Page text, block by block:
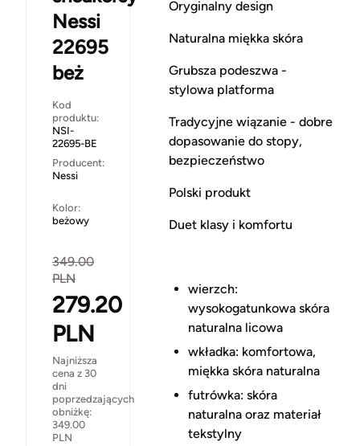
Nessi
22695
beż
Kod
produktu:
NSI-
22695-BE
Producent:
Nessi
Kolor:
beżowy
349.00
PLN
279.20
PLN
Najniższa
cena z 30
dni
poprzedzających
obniżkę:
349.00
PLN
Oryginalny design
Naturalna miękka skóra
Grubsza podeszwa -
stylowa platforma
Tradycyjne wiązanie - dobre
dopasowanie do stopy,
bezpieczeństwo
Polski produkt
Duet klasy i komfortu
wierzch:
wysokogatunkowa skóra
naturalna licowa
wkładka: komfortowa,
miękka skóra naturalna
futrówka: skóra
naturalna oraz materiał
tekstylny